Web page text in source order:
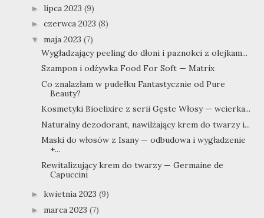
► lipca 2023 (9)
► czerwca 2023 (8)
▼ maja 2023 (7)
Wygładzający peeling do dłoni i paznokci z olejkam...
Szampon i odżywka Food For Soft — Matrix
Co znalazłam w pudełku Fantastycznie od Pure
Beauty?
Kosmetyki Bioelixire z serii Gęste Włosy — wcierka...
Naturalny dezodorant, nawilżający krem do twarzy i...
Maski do włosów z Isany — odbudowa i wygładzenie
+...
Rewitalizujący krem do twarzy — Germaine de
Capuccini
► kwietnia 2023 (9)
► marca 2023 (7)